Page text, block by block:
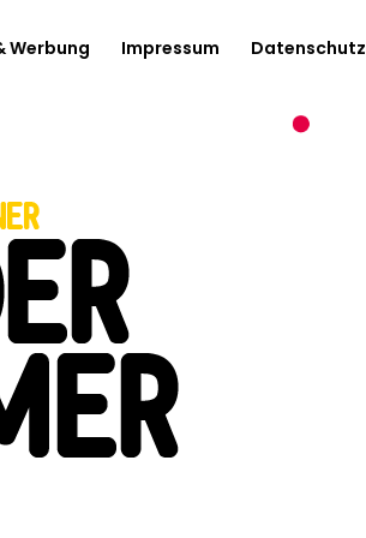
Werbung Impressum Datenschutz